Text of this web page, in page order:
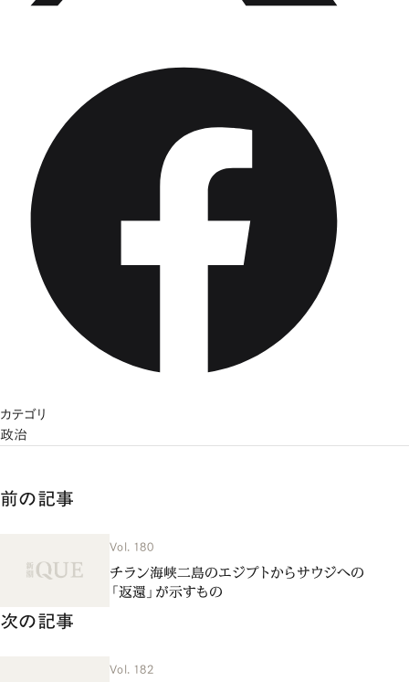
カテゴリ
政治
前の記事
Vol. 180
チラン海峡二島のエジプトからサウジへの
「返還」が示すもの
次の記事
Vol. 182